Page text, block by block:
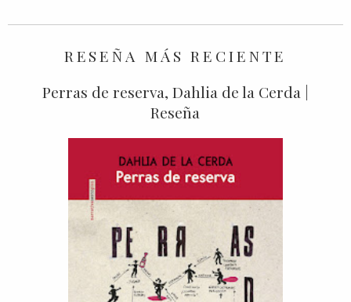
RESEÑA MÁS RECIENTE
Perras de reserva, Dahlia de la Cerda |
Reseña